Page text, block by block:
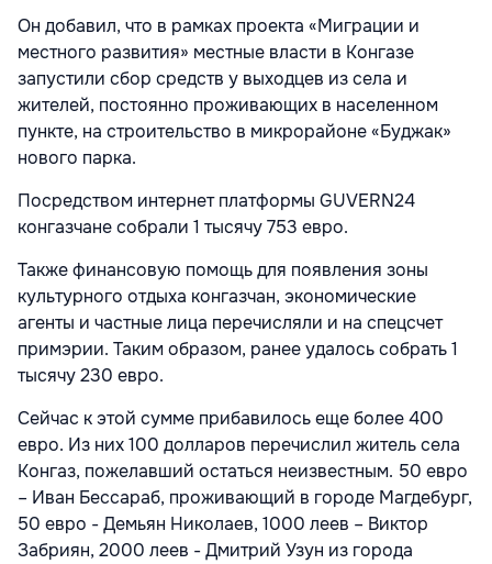
Он добавил, что в рамках проекта «Миграции и
местного развития» местные власти в Конгазе
запустили сбор средств у выходцев из села и
жителей, постоянно проживающих в населенном
пункте, на строительство в микрорайоне «Буджак»
нового парка.
Посредством интернет платформы GUVERN24
конгазчане собрали 1 тысячу 753 евро.
Также финансовую помощь для появления зоны
культурного отдыха конгазчан, экономические
агенты и частные лица перечисляли и на спецсчет
примэрии. Таким образом, ранее удалось собрать 1
тысячу 230 евро.
Сейчас к этой сумме прибавилось еще более 400
евро. Из них 100 долларов перечислил житель села
Конгаз, пожелавший остаться неизвестным. 50 евро
– Иван Бессараб, проживающий в городе Магдебург,
50 евро - Демьян Николаев, 1000 леев – Виктор
Забриян, 2000 леев - Дмитрий Узун из города